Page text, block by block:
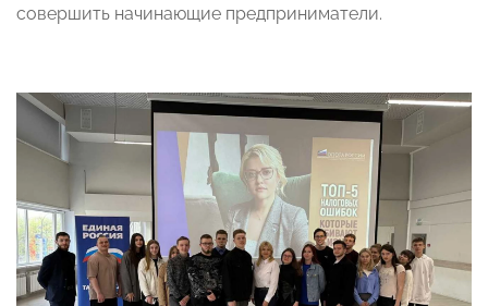
совершить начинающие предприниматели.